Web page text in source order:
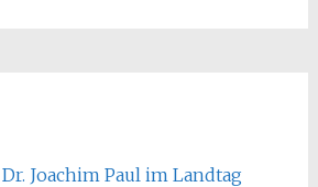
Joachim Paul im Landtag